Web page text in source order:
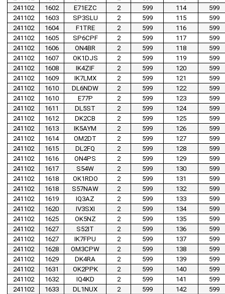
241102
1602 E71EZC 2 599 114
599
241102
1603 SP3SLU 2 599 115
599
241102
1604 F1TRE 2 599 116
599
241102
1605 SP6CPF 2 599 117
599
241102
1606 ON4BR 2 599 118
599
241102
1607 OK1DJS 2 599 119
599
241102
1608 IK4ZIF 2 599 120
599
241102
1609 IK7LMX 2 599 121
599
241102
1610 DL6NDW 2 599 122
599
241102
1610 E77P 2 599 123
599
241102
1611 DL5ST 2 599 124
599
241102
1612 DK2CB 2 599 125
599
241102
1613 IK5AYM 2 599 126
599
241102
1614 OM2DT 2 599 127
599
241102
1615 DL2FQ 2 599 128
599
241102
1616 ON4PS 2 599 129
599
241102
1617 S54W 2 599 130
599
241102
1618 OK1RDO 2 599 131
599
241102
1618 S57NAW 2 599 132
599
241102
1619 IQ3AZ 2 599 133
599
241102
1620 IV3SXI 2 599 134
599
241102
1625 OK5NZ 2 599 135
599
241102
1627 S52IT 2 599 136
599
241102
1627 IK7FPU 2 599 137
599
241102
1628 OM3CPW 2 599 138
599
241102
1629 DK4RA 2 599 139
599
241102
1631 OK2PPK 2 599 140
599
241102
1632 IQ4KD 2 599 141
599
241102
1633 DL1NUX 2 599 142
599